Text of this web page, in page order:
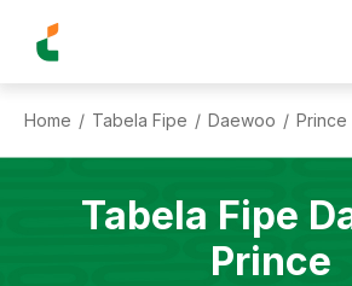
Home / Tabela Fipe / Daewoo / Prince
Tabela Fipe
Prince